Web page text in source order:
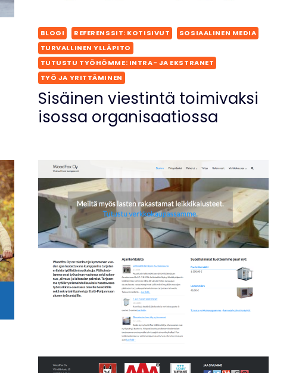
BLOGI REFERENSSIT: KOTISIVUT
SOSIAALINEN MEDIA
TURVALLINEN YLLÄPITO
TUTUSTU TYÖHÖMME: INTRA- JA EKSTRANET
TYÖ JA YRITTÄMINEN
Sisäinen viestintä toimivaksi
isossa organisaatiossa